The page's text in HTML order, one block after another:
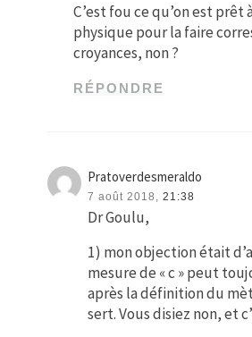
C’est fou ce qu’on est
physique pour la faire
croyances, non ?
RÉPONDRE
Pratoverdesmeraldo
7 août 2018, 21:38
Dr Goulu,
1) mon objection était
mesure de « c » peut
après la définition du
sert. Vous disiez non, et